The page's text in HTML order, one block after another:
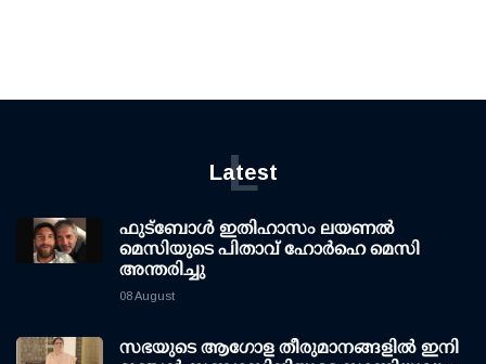
Latest
L
ഫുട്ബോൾ ഇതിഹാസം ലയണൽ
മെസിയുടെ പിതാവ് ഹോർഹെ മെസി
അന്തരിച്ചു
08 August
സഭയുടെ ആഗോള തീരുമാനങ്ങളിൽ ഇനി